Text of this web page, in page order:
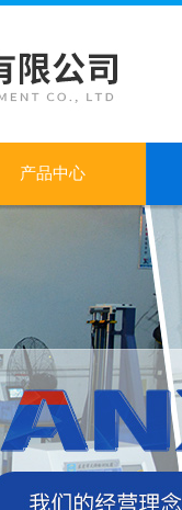
产品中心